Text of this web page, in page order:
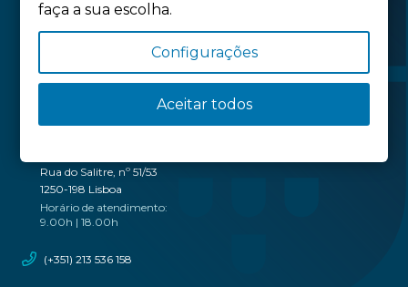
Siga-nos:
Política de privacidade
Rua do Salitre, nº 51/53
1250-198 Lisboa
Horário de atendimento:
9.00h | 18.00h
(+351) 213 536 158
faça a sua escolha.
Configurações
Aceitar todos